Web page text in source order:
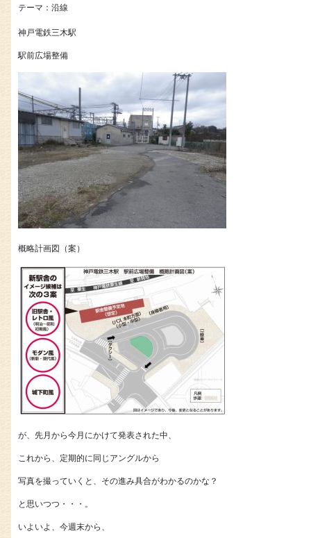
テーマ： 沿線
神戸電鉄三木駅
駅前広場整備
概略計画図（案）
が、先月から今月にかけて発表された中、
これから、定期的に同じアングルから
写真を撮っていくと、その進み具合がわかるのかな？
と思いつつ・・・。
いよいよ、今週末から、